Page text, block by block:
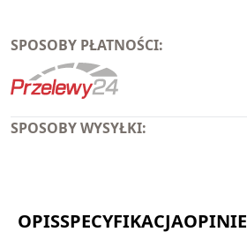
SPOSOBY PŁATNOŚCI:
SPOSOBY WYSYŁKI:
OPISSPECYFIKACJAOPINIE